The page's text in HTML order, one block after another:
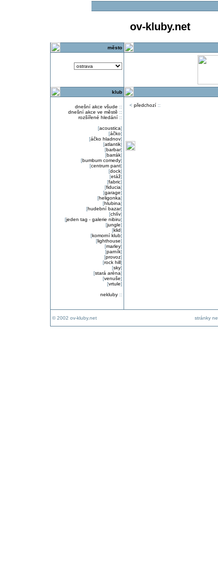
ov-kluby.net
město
klub
dnešní akce všude ::
dnešní akce ve městě ::
rozšířené hledání::
[acoustica]
[áčko]
[áčko hladnov]
[atlantik]
[barbar]
[barrák]
[bumbum comedy]
[centrum pant]
[dock]
[etáž]
[fabric]
[fiducia]
[garage]
[heligonka]
[hlubina]
[hudební bazar]
[chlív]
[jeden tag - galerie nibiru]
[jungle]
[klid]
[komorní klub]
[lighthouse]
[marley]
[parník]
[provoz]
[rock hill]
[sky]
[stará aréna]
[venuše]
[vrtule]
nekluby::
< předchozí::
© 2002 ov-kluby.net stránky